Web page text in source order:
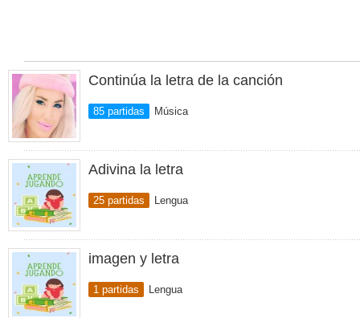
Continúa la letra de la canción
85 partidas Música
Adivina la letra
25 partidas Lengua
imagen y letra
1 partidas Lengua